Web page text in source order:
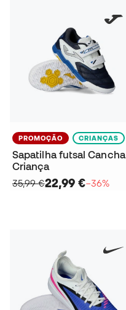
PROMOÇÃO CRIANÇAS
Sapatilha futsal Cancha
Criança
35,99 €22,99 €−36%